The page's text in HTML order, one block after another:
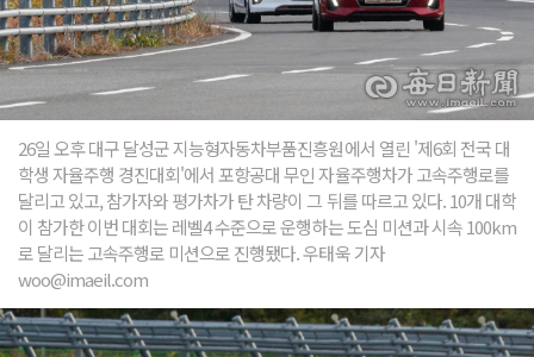
26일 오후 대구 달성군 지능형자동차부품진흥원에서 열린 '제6회 전국 대
학생 자율주행 경진대회'에서 포항공대 무인 자율주행차가 고속주행로를
달리고 있고, 참가자와 평가차가 탄 차량이 그 뒤를 따르고 있다. 10개 대학
이 참가한 이번 대회는 레벨4 수준으로 운행하는 도심 미션과 시속 100km
로 달리는 고속주행로 미션으로 진행됐다. 우태욱 기자
woo@imaeil.com